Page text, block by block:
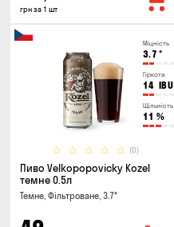
грн за 1 шт
Міцність
3.7 °
Гіркота
14 IBU
Щільність
11 %
(0)
Пиво Velkopopovicky Kozel
темне 0.5л
Темне, Фільтроване, 3.7°